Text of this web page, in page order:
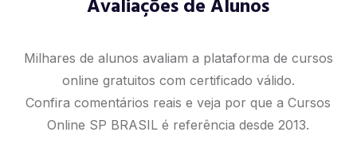
Avaliações de Alunos
Milhares de alunos avaliam a plataforma de cursos
online gratuitos com certificado válido.
Confira comentários reais e veja por que a Cursos
Online SP BRASIL é referência desde 2013.